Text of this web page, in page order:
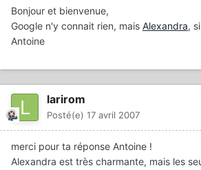
Bonjour et bienvenue,
Google n'y connait rien, mais Alexandra,
Antoine
larirom
Posté(e) 17 avril 2007
merci pour ta réponse Antoine !
Alexandra est très charmante, mais les